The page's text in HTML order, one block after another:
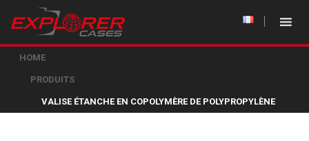
HOME
PRODUITS
VALISE ÉTANCHE EN COPOLYMÈRE DE POLYPROPYLÈNE